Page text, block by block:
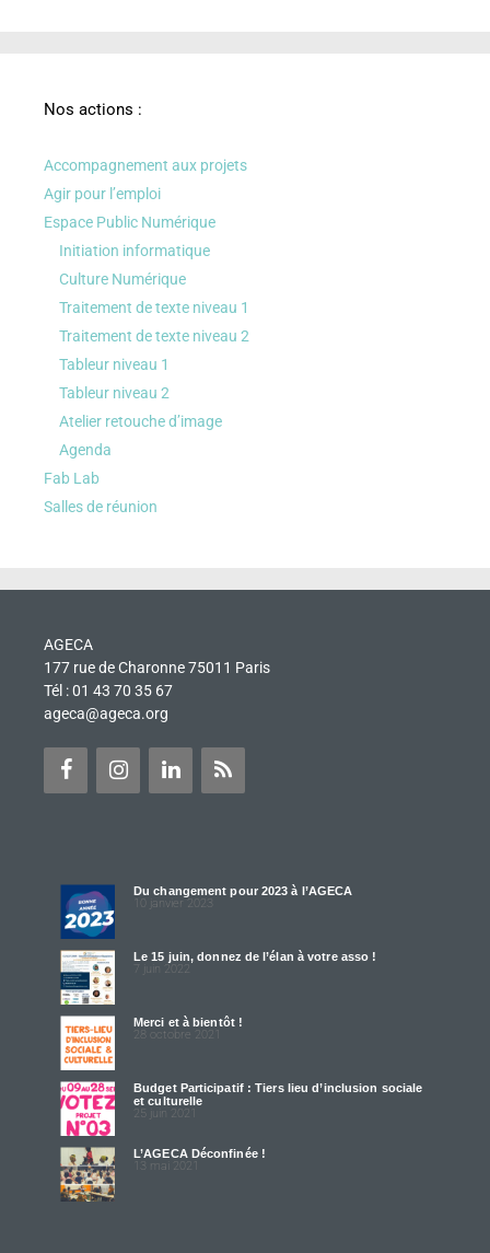
Nos actions :
Accompagnement aux projets
Agir pour l’emploi
Espace Public Numérique
Initiation informatique
Culture Numérique
Traitement de texte niveau 1
Traitement de texte niveau 2
Tableur niveau 1
Tableur niveau 2
Atelier retouche d’image
Agenda
Fab Lab
Salles de réunion
AGECA
177 rue de Charonne 75011 Paris
Tél : 01 43 70 35 67
ageca@ageca.org
Du changement pour 2023 à l’AGECA
10 janvier 2023
Le 15 juin, donnez de l’élan à votre asso !
7 juin 2022
Merci et à bientôt !
28 octobre 2021
Budget Participatif : Tiers lieu d’inclusion sociale
et culturelle
25 juin 2021
L’AGECA Déconfinée !
13 mai 2021